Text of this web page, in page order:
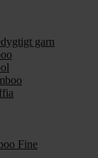
garn
Fine